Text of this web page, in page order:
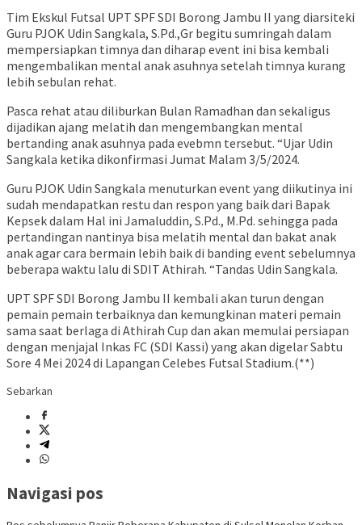
Tim Ekskul Futsal UPT SPF SDI Borong Jambu II yang diarsiteki
Guru PJOK Udin Sangkala, S.Pd.,Gr begitu sumringah dalam
mempersiapkan timnya dan diharap event ini bisa kembali
mengembalikan mental anak asuhnya setelah timnya kurang
lebih sebulan rehat.
Pasca rehat atau diliburkan Bulan Ramadhan dan sekaligus
dijadikan ajang melatih dan mengembangkan mental
bertanding anak asuhnya pada evebmn tersebut. “Ujar Udin
Sangkala ketika dikonfirmasi Jumat Malam 3/5/2024.
Guru PJOK Udin Sangkala menuturkan event yang diikutinya ini
sudah mendapatkan restu dan respon yang baik dari Bapak
Kepsek dalam Hal ini Jamaluddin, S.Pd., M.Pd. sehingga pada
pertandingan nantinya bisa melatih mental dan bakat anak
anak agar cara bermain lebih baik di banding event sebelumnya
beberapa waktu lalu di SDIT Athirah. “Tandas Udin Sangkala.
UPT SPF SDI Borong Jambu II kembali akan turun dengan
pemain pemain terbaiknya dan kemungkinan materi pemain
sama saat berlaga di Athirah Cup dan akan memulai persiapan
dengan menjajal Inkas FC (SDI Kassi) yang akan digelar Sabtu
Sore 4 Mei 2024 di Lapangan Celebes Futsal Stadium.(**)
Sebarkan
Navigasi pos